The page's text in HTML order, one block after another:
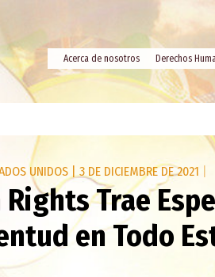
Acerca de nosotros Derechos
UNIDOS 3 DE DICIEMBRE DE 2021
Trae
en Todo